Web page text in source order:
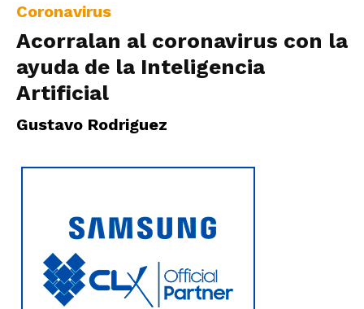
Ultima
Coronavirus
Acorralan al coronavirus con la
ayuda de la Inteligencia
Artificial
Gustavo Rodriguez